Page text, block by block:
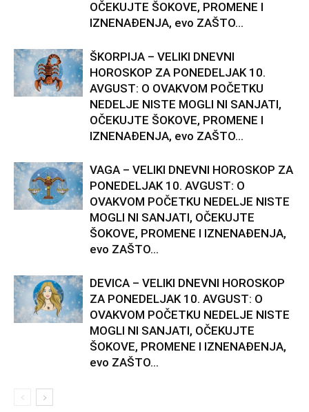
OČEKUJTE ŠOKOVE, PROMENE I
IZNENAĐENJA, evo ZAŠTO...
ŠKORPIJA – VELIKI DNEVNI
HOROSKOP ZA PONEDELJAK 10.
AVGUST: O OVAKVOM POČETKU
NEDELJE NISTE MOGLI NI SANJATI,
OČEKUJTE ŠOKOVE, PROMENE I
IZNENAĐENJA, evo ZAŠTO...
VAGA – VELIKI DNEVNI HOROSKOP ZA
PONEDELJAK 10. AVGUST: O
OVAKVOM POČETKU NEDELJE NISTE
MOGLI NI SANJATI, OČEKUJTE
ŠOKOVE, PROMENE I IZNENAĐENJA,
evo ZAŠTO...
DEVICA – VELIKI DNEVNI HOROSKOP
ZA PONEDELJAK 10. AVGUST: O
OVAKVOM POČETKU NEDELJE NISTE
MOGLI NI SANJATI, OČEKUJTE
ŠOKOVE, PROMENE I IZNENAĐENJA,
evo ZAŠTO...